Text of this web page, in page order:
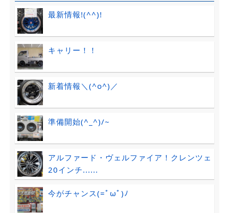
最新情報!(^^)!
キャリー！！
新着情報＼(^o^)／
準備開始(^_^)/~
アルファード・ヴェルファイア！クレンツェ
20インチ......
今がチャンス(=ﾟωﾟ)ﾉ